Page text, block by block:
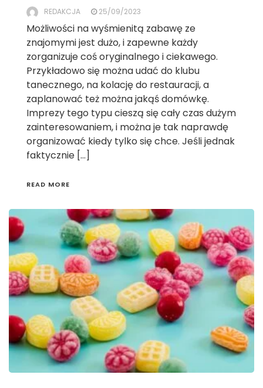
REDAKCJA 25/09/2023
Możliwości na wyśmienitą zabawę ze
znajomymi jest dużo, i zapewne każdy
zorganizuje coś oryginalnego i ciekawego.
Przykładowo się można udać do klubu
tanecznego, na kolację do restauracji, a
zaplanować też można jakąś domówkę.
Imprezy tego typu cieszą się cały czas dużym
zainteresowaniem, i można je tak naprawdę
organizować kiedy tylko się chce. Jeśli jednak
faktycznie […]
READ MORE